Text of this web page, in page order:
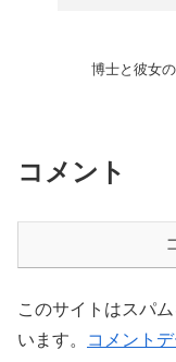
博士と彼女
コメント
このサイトはスパ
います。
コメント